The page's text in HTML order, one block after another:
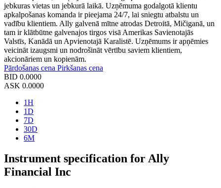
jebkuras vietas un jebkurā laikā. Uzņēmuma godalgotā klientu
apkalpošanas komanda ir pieejama 24/7, lai sniegtu atbalstu un
vadību klientiem. Ally galvenā mītne atrodas Detroitā, Mičiganā, un
tam ir klātbūtne galvenajos tirgos visā Amerikas Savienotajās
Valstīs, Kanādā un Apvienotajā Karalistē. Uzņēmums ir apņēmies
veicināt izaugsmi un nodrošināt vērtību saviem klientiem,
akcionāriem un kopienām.
Pārdošanas cena Pirkšanas cena
BID 0.0000
ASK 0.0000
1H
1D
7D
30D
6M
Instrument specification for Ally
Financial Inc